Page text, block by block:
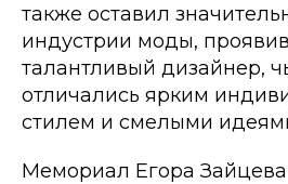
также оставил
индустрии моды,
талантливый дизайнер,
отличались ярким
стилем и смелыми
Мемориал Егора Зайцева